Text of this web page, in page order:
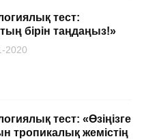
тест:
бірін таңдаңыз!»
2020
тест: «Өзіңізге
тропикалық жемістің